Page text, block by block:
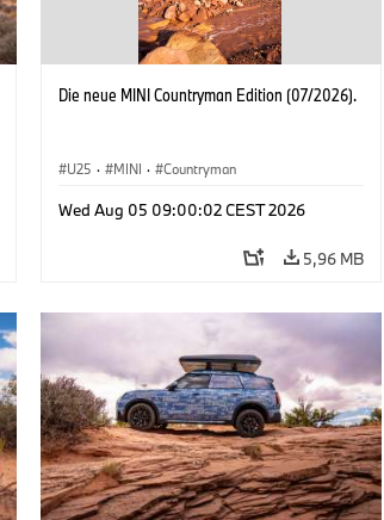
Die neue MINI Countryman Edition (07/2026).
U25 · MINI · Countryman
Wed Aug 05 09:00:02 CEST 2026
5,96 MB